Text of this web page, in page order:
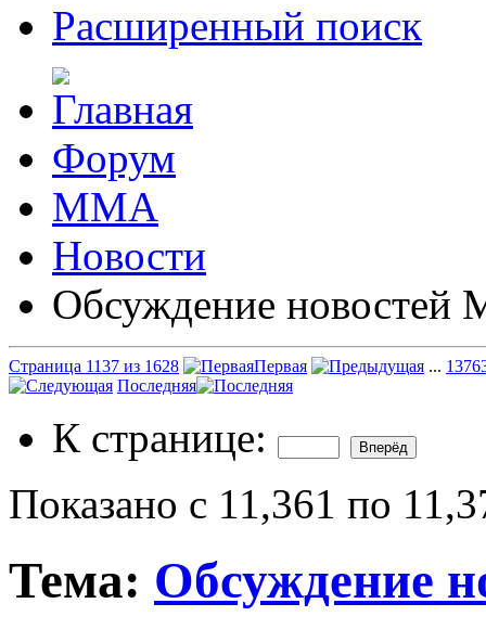
Расширенный поиск
Форум
ММА
Новости
Обсуждение
Страница 1137 из 1628 Первая ... 137
Последняя
К странице:
Показано с 11,361 по
Тема: Обсуждение